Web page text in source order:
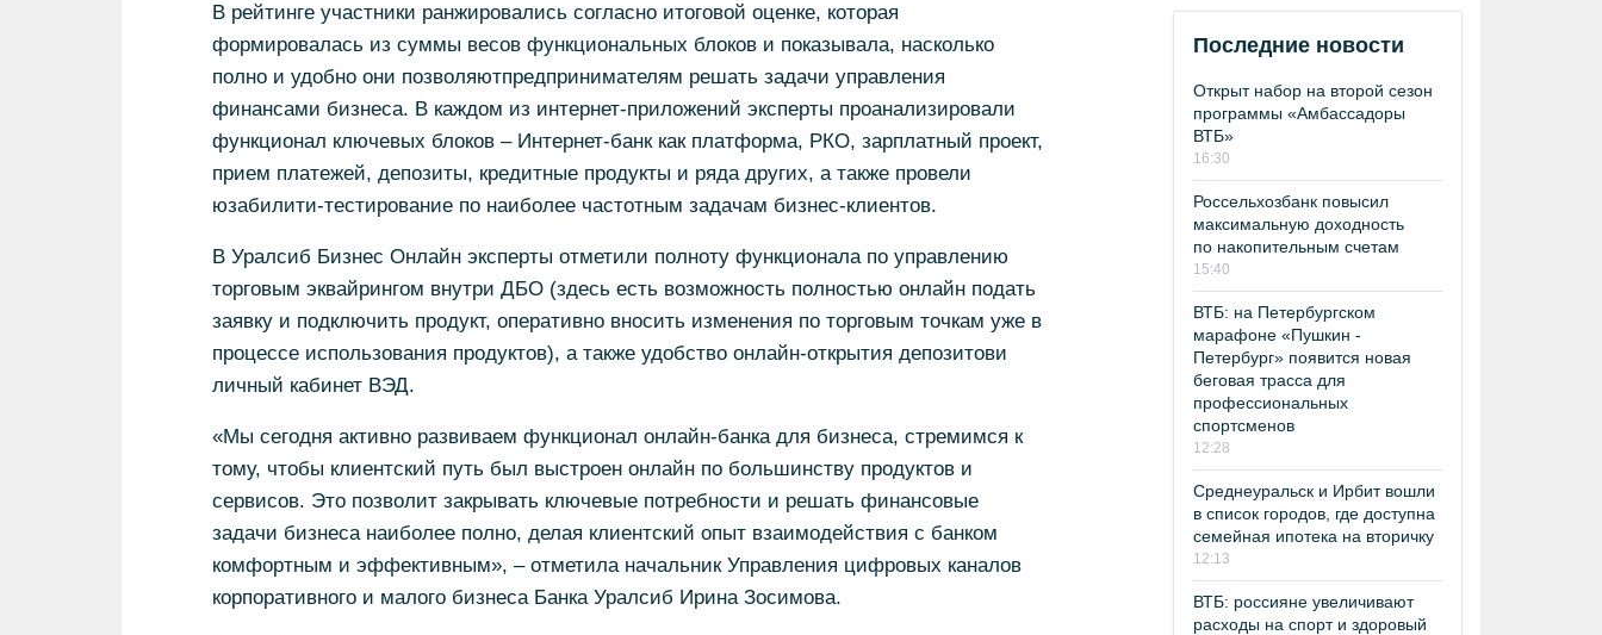
В рейтинге участники ранжировались согласно итоговой оценке, которая
формировалась из суммы весов функциональных блоков и показывала, насколько
полно и удобно они позволяютпредпринимателям решать задачи управления
финансами бизнеса. В каждом из интернет-приложений эксперты проанализировали
функционал ключевых блоков ­– Интернет-банк как платформа, РКО, зарплатный проект,
прием платежей, депозиты, кредитные продукты и ряда других, а также провели
юзабилити-тестирование по наиболее частотным задачам бизнес-клиентов.
В Уралсиб Бизнес Онлайн эксперты отметили полноту функционала по управлению
торговым эквайрингом внутри ДБО (здесь есть возможность полностью онлайн подать
заявку и подключить продукт, оперативно вносить изменения по торговым точкам уже в
процессе использования продуктов), а также удобство онлайн-открытия депозитови
личный кабинет ВЭД.
«Мы сегодня активно развиваем функционал онлайн-банка для бизнеса, стремимся к
тому, чтобы клиентский путь был выстроен онлайн по большинству продуктов и
сервисов. Это позволит закрывать ключевые потребности и решать финансовые
задачи бизнеса наиболее полно, делая клиентский опыт взаимодействия с банком
комфортным и эффективным», – отметила начальник Управления цифровых каналов
корпоративного и малого бизнеса Банка Уралсиб Ирина Зосимова.
Последние новости
Открыт набор на второй сезон
программы «Амбассадоры
ВТБ»
16:30
Россельхозбанк повысил
максимальную доходность
по накопительным счетам
15:40
ВТБ: на Петербургском
марафоне «Пушкин -
Петербург» появится новая
беговая трасса для
профессиональных
спортсменов
12:28
Среднеуральск и Ирбит вошли
в список городов, где доступна
семейная ипотека на вторичку
12:13
ВТБ: россияне увеличивают
расходы на спорт и здоровый